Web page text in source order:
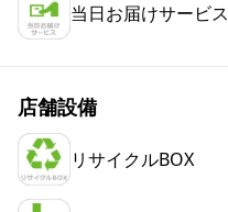
当日お届けサービス
店舗設備
リサイクルBOX